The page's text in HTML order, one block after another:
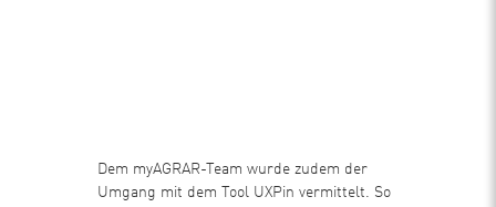
Dem myAGRAR-Team wurde zudem der
Umgang mit dem Tool UXPin vermittelt. So